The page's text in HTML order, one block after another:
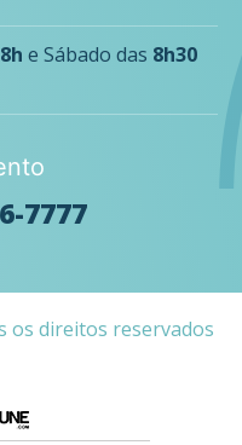
e Sábado das 8h30
7777
direitos reservados